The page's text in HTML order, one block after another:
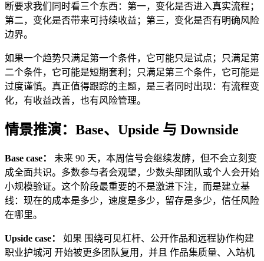
断要求我们同时看三个东西：第一，变化是否进入真实流程；
第二，变化是否带来可持续收益；第三，变化是否有明确风险
边界。
如果一个趋势只满足第一个条件，它可能只是试点；只满足第
二个条件，它可能是短期套利；只满足第三个条件，它可能是
过度谨慎。真正值得跟踪的主题，是三者同时出现：有流程变
化，有收益改善，也有风险管理。
情景推演：Base、Upside 与 Downside
Base case：
未来 90 天，本周信号会继续发酵，但不会立刻变
成全面共识。多数参与者会观望，少数头部团队或个人会开始
小规模验证。这个阶段最重要的不是激进下注，而是建立基
线：现在的成本是多少，速度是多少，留存是多少，信任风险
在哪里。
Upside case：
如果 围绕可见杠杆、公开作品和远程协作构建
职业护城河 开始被更多团队复用，并且 作品集质量、入站机